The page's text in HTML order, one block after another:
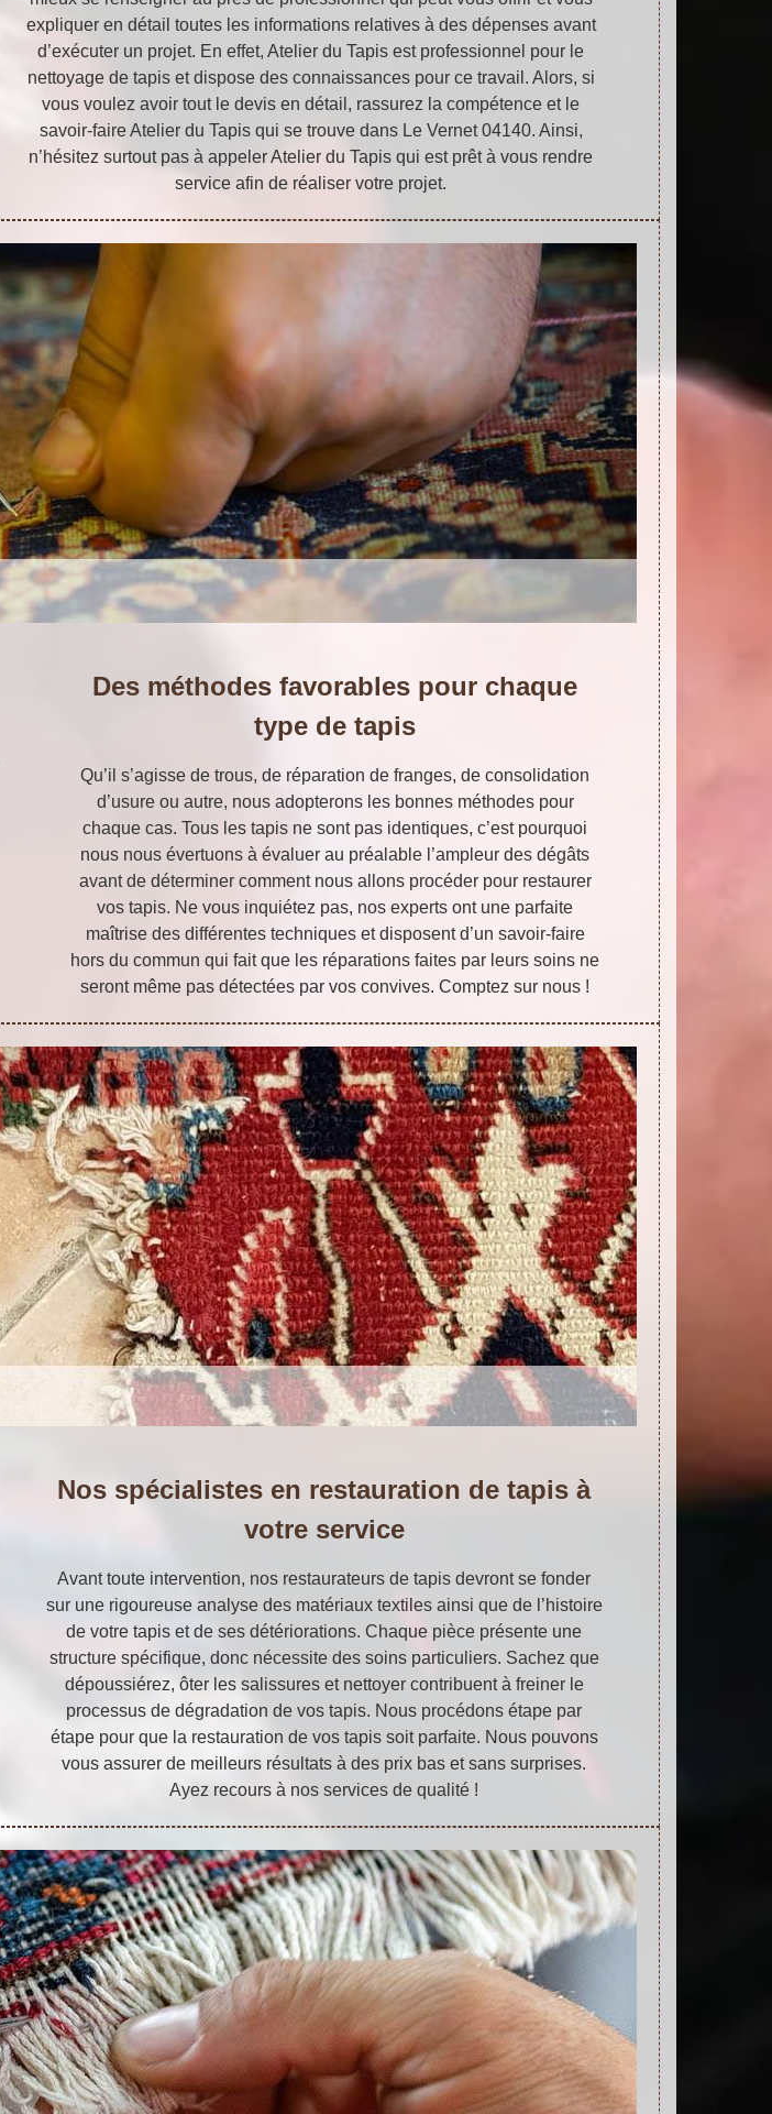
expliquer en détail toutes les informations relatives à des dépenses avant
d’exécuter un projet. En effet, Atelier du Tapis est professionnel pour le
nettoyage de tapis et dispose des connaissances pour ce travail. Alors, si
vous voulez avoir tout le devis en détail, rassurez la compétence et le
savoir-faire Atelier du Tapis qui se trouve dans Le Vernet 04140. Ainsi,
n’hésitez surtout pas à appeler Atelier du Tapis qui est prêt à vous rendre
service afin de réaliser votre projet.
Des méthodes favorables pour chaque
type de tapis
Qu’il s’agisse de trous, de réparation de franges, de consolidation
d’usure ou autre, nous adopterons les bonnes méthodes pour
chaque cas. Tous les tapis ne sont pas identiques, c’est pourquoi
nous nous évertuons à évaluer au préalable l’ampleur des dégâts
avant de déterminer comment nous allons procéder pour restaurer
vos tapis. Ne vous inquiétez pas, nos experts ont une parfaite
maîtrise des différentes techniques et disposent d’un savoir-faire
hors du commun qui fait que les réparations faites par leurs soins ne
seront même pas détectées par vos convives. Comptez sur nous !
Nos spécialistes en restauration de tapis à
votre service
Avant toute intervention, nos restaurateurs de tapis devront se fonder
sur une rigoureuse analyse des matériaux textiles ainsi que de l’histoire
de votre tapis et de ses détériorations. Chaque pièce présente une
structure spécifique, donc nécessite des soins particuliers. Sachez que
dépoussiérez, ôter les salissures et nettoyer contribuent à freiner le
processus de dégradation de vos tapis. Nous procédons étape par
étape pour que la restauration de vos tapis soit parfaite. Nous pouvons
vous assurer de meilleurs résultats à des prix bas et sans surprises.
Ayez recours à nos services de qualité !